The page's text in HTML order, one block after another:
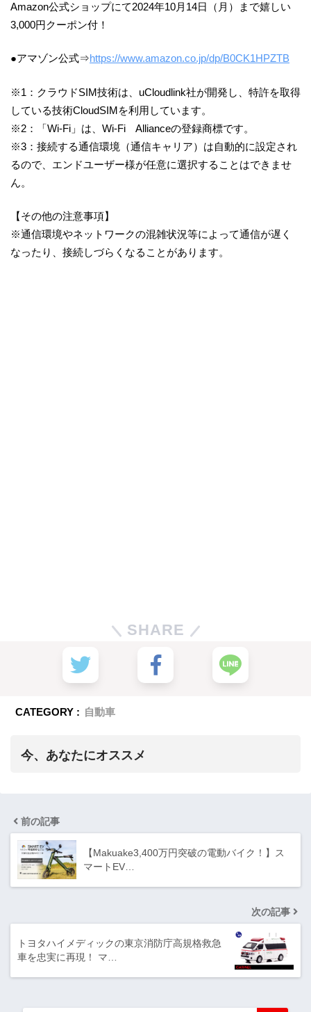
Amazon公式ショップにて2024年10月14日（月）まで嬉しい
3,000円クーポン付！
●アマゾン公式⇒https://www.amazon.co.jp/dp/B0CK1HPZTB
※1：クラウドSIM技術は、uCloudlink社が開発し、特許を取得
している技術CloudSIMを利用しています。
※2：「Wi-Fi」は、Wi-Fi Allianceの登録商標です。
※3：接続する通信環境（通信キャリア）は自動的に設定され
るので、エンドユーザー様が任意に選択することはできませ
ん。
【その他の注意事項】
※通信環境やネットワークの混雑状況等によって通信が遅く
なったり、接続しづらくなることがあります。
SHARE
CATEGORY : 自動車
今、あなたにオススメ
前の記事
【Makuake3,400万円突破の電動バイク！】ス
マートEV…
次の記事
トヨタハイメディックの東京消防庁高規格救急
車を忠実に再現！ マ…